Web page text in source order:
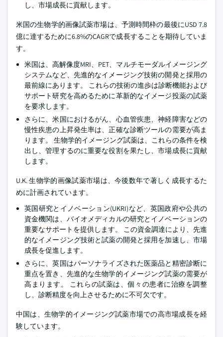
し、市場成長に貢献します。
米国の生物学的画像試薬市場は、予測時間枠の最後にUSD 7.8
億に達するために6.8%のCAGRで成長することを期待していま
す。
米国は、高解像度MRI、PET、マルチモーダルイメージング
システムなど、先進的なイメージング技術の開発と採用の
最前線にあります。 これらの技術の進歩は診断機能および
サポート研究を高めるために革新的なイメージ投薬の試薬
を要求します。
さらに、米国におけるがん、心血管疾患、神経障害などの
慢性疾患の上昇発生率は、正確な診断ツールの需要が高ま
ります。 生物学的イメージング試薬は、これらの条件を検
出し、管理するのに重要な役割を果たし、市場成長に貢献
します。
U.K. 生物学的画像試薬市場は、今後数年で著しく成長するた
めに計画されています。
英国研究とイノベーション(UKRI)など、英国政府や公共の
資金機関は、バイオメディカルの研究とイノベーションの
重要なサポートを提供します。 この資金調達により、先進
的なイメージング技術と試薬の開発と採用を加速し、市場
成長を促進します。
さらに、英国はパーソナライズされた医薬品と精密診断に
重点を置き、先進的な生物学的イメージング試薬の需要が
高まります。 これらの試薬は、個々の患者に治療を調整
し、診断精度を向上させるために不可欠です。
中国は、生物学的イメージング試薬市場での高市場成長を経
験しています。